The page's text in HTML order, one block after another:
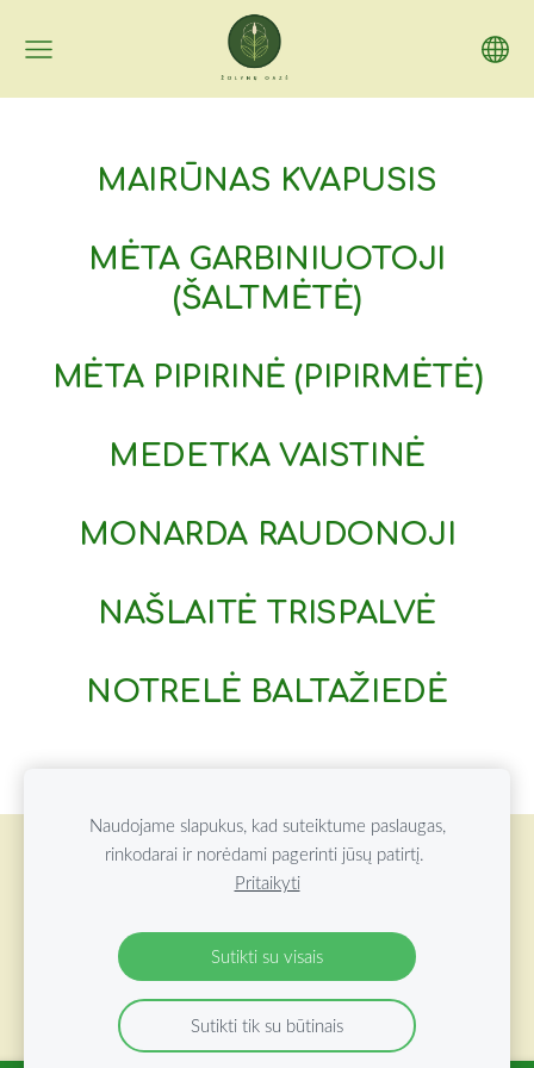
MAIRŪNAS KVAPUSIS
MĖTA GARBINIUOTOJI
(ŠALTMĖTĖ)
MĖTA PIPIRINĖ (PIPIRMĖTĖ)
MEDETKA VAISTINĖ
MONARDA RAUDONOJI
NAŠLAITĖ TRISPALVĖ
NOTRELĖ BALTAŽIEDĖ
Slapukai
2026 ŽOLYNŲ OAZĖ VISOS TEISĖS SAUGOMOS
Naudojame slapukus, kad suteiktume paslaugas,
rinkodarai ir norėdami pagerinti jūsų patirtį.
Pritaikyti
Sutikti su visais
Sutikti tik su būtinais